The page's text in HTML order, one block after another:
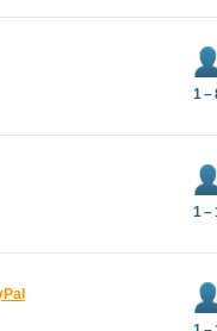
1 –
1 –